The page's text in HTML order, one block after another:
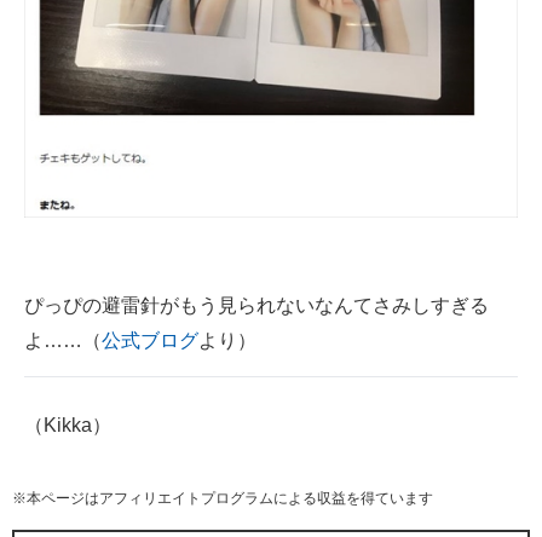
ぴっぴの避雷針がもう見られないなんてさみしすぎる
よ……（公式ブログより）
（Kikka）
※本ページはアフィリエイトプログラムによる収益を得ています